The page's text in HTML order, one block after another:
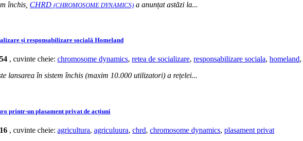
închis, CHRD (CHROMOSOME DYNAMICS) a anunțat astăzi la...
și responsabilizare socială Homeland
, cuvinte cheie: chromosome dynamics, retea de socializare, responsabilizare sociala, homeland,
lansarea în sistem închis (maxim 10.000 utilizatori) a rețelei...
printr-un plasament privat de acțiuni
, cuvinte cheie: agricultura, agriculuura, chrd, chromosome dynamics, plasament privat